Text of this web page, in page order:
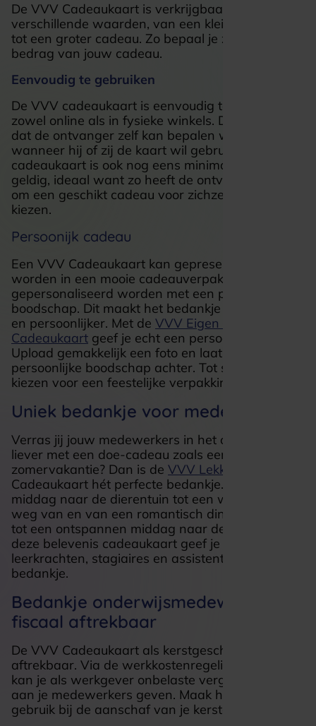
De VVV Cadeaukaart is verkrijgbaar in
verschillende waarden, van een klein bedankje
tot een groter cadeau. Zo bepaal je zelf het
bedrag van jouw cadeau.
Eenvoudig te gebruiken
De VVV cadeaukaart is eenvoudig te gebruiken,
zowel online als in fysieke winkels. Dit betekent
dat de ontvanger zelf kan bepalen waar en
wanneer hij of zij de kaart wil gebruiken. De VVV
cadeaukaart is ook nog eens minimaal 3 jaar
geldig, ideaal want zo heeft de ontvanger alle tijd
om een geschikt cadeau voor zichzelf uit te
kiezen.
Persoonijk cadeau
Een VVV Cadeaukaart kan gepresenteerd
worden in een mooie cadeauverpakking en kan
gepersonaliseerd worden met een persoonlijke
boodschap. Dit maakt het bedankje nog specialer
en persoonlijker. Met de VVV Eigen Ontwerp
Cadeaukaart geef je echt een persoonlijk cadeau.
Upload gemakkelijk een foto en laat een
persoonlijke boodschap achter. Tot slot kan je
kiezen voor een feestelijke verpakking
Uniek bedankje voor medewerkers
Verras jij jouw medewerkers in het onderwijs
liever met een doe-cadeau zoals een uitje voor de
zomervakantie? Dan is de VVV Lekker & Weg
Cadeaukaart hét perfecte bedankje..Van een
middag naar de dierentuin tot een weekendje
weg van en van een romantisch diner voor twee
tot een ontspannen middag naar de sauna. Met
deze belevenis cadeaukaart geef je al jouw
leerkrachten, stagiaires en assistentes het ideale
bedankje.
Bedankje onderwijsmedewerkers
fiscaal aftrekbaar
De VVV Cadeaukaart als kerstgeschenk is fiscaal
aftrekbaar. Via de werkkostenregeling (WKR)
kan je als werkgever onbelaste vergoedingen
aan je medewerkers geven. Maak hiervan
gebruik bij de aanschaf van je kerstgeschenk!